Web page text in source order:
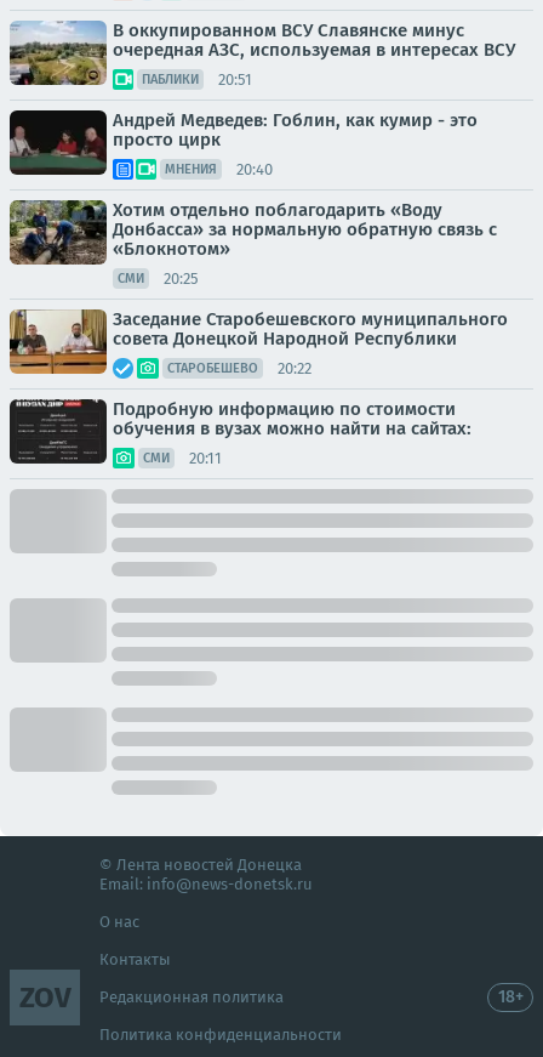
В оккупированном ВСУ Славянске минус
очередная АЗС, используемая в интересах ВСУ
ПАБЛИКИ 20:51
Андрей Медведев: Гоблин, как кумир - это
просто цирк
МНЕНИЯ 20:40
Хотим отдельно поблагодарить «Воду
Донбасса» за нормальную обратную связь с
«Блокнотом»
СМИ 20:25
Заседание Старобешевского муниципального
совета Донецкой Народной Республики
СТАРОБЕШЕВО 20:22
Подробную информацию по стоимости
обучения в вузах можно найти на сайтах:
СМИ 20:11
ZOV
© Лента новостей Донецка
Email: info@news-donetsk.ru
О нас
Контакты
Редакционная политика
Политика конфиденциальности
18+